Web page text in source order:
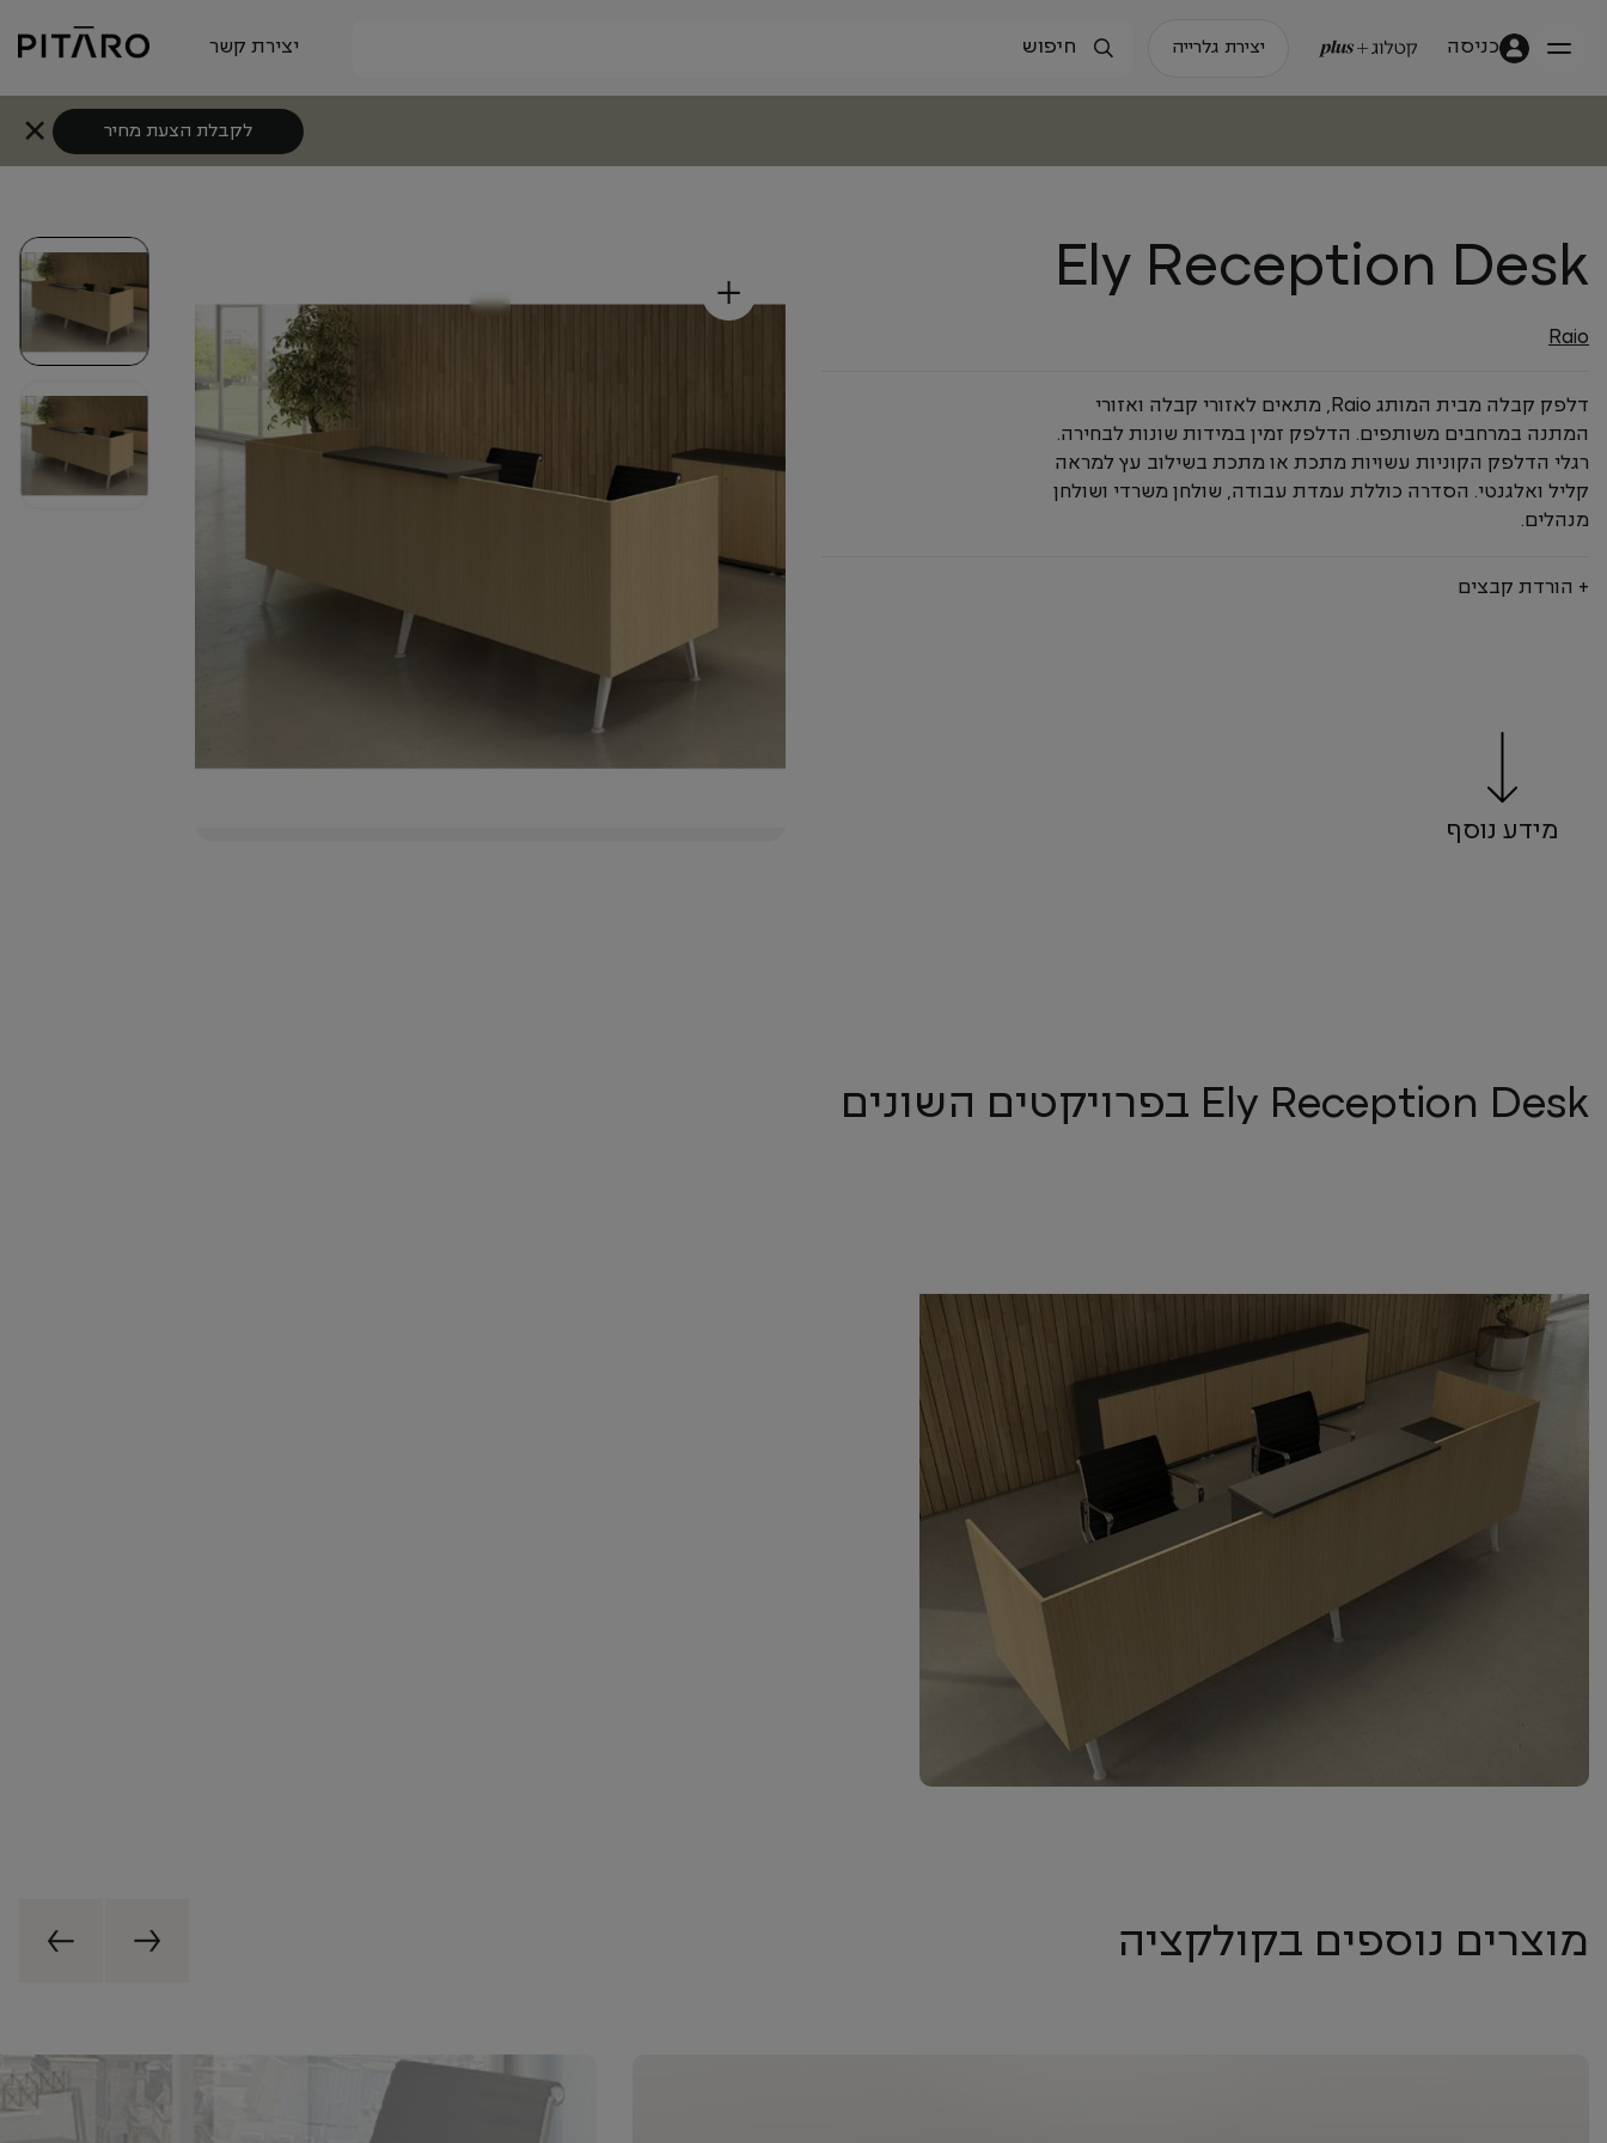
כניסה יצירת גלרייה יצירת קשר
לקבלת הצעת מחיר
+
+ Ely Reception Desk
Raio
דלפק קבלה מבית המותג Raio, מתאים לאזורי קבלה ואזורי
המתנה במרחבים משותפים. הדלפק זמין במידות שונות לבחירה.
רגלי הדלפק הקוניות עשויות מתכת או מתכת בשילוב עץ למראה
קליל ואלגנטי. הסדרה כוללת עמדת עבודה, שולחן משרדי ושולחן
מנהלים.
+ הורדת קבצים
מידע נוסף
Ely Reception Desk בפרויקטים השונים
מוצרים נוספים בקולקציה